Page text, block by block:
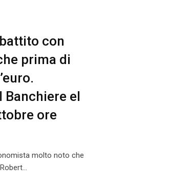
con
prima di
Banchiere el
ore
molto noto che